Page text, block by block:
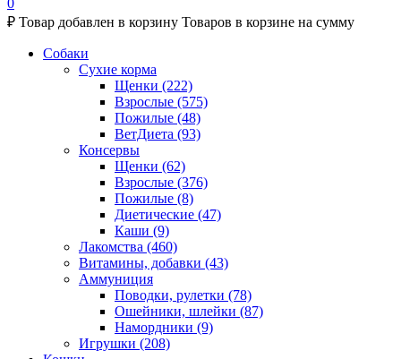
0
₽ Товар добавлен в корзину Товаров в корзине на сумму
Собаки
Сухие корма
Щенки (222)
Взрослые (575)
Пожилые (48)
ВетДиета (93)
Консервы
Щенки (62)
Взрослые (376)
Пожилые (8)
Диетические (47)
Каши (9)
Лакомства (460)
Витамины, добавки (43)
Аммуниция
Поводки, рулетки (78)
Ошейники, шлейки (87)
Намордники (9)
Игрушки (208)